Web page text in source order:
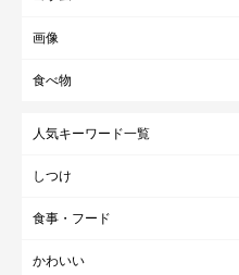
画像
食べ物
人気キーワード一覧
しつけ
食事・フード
かわいい